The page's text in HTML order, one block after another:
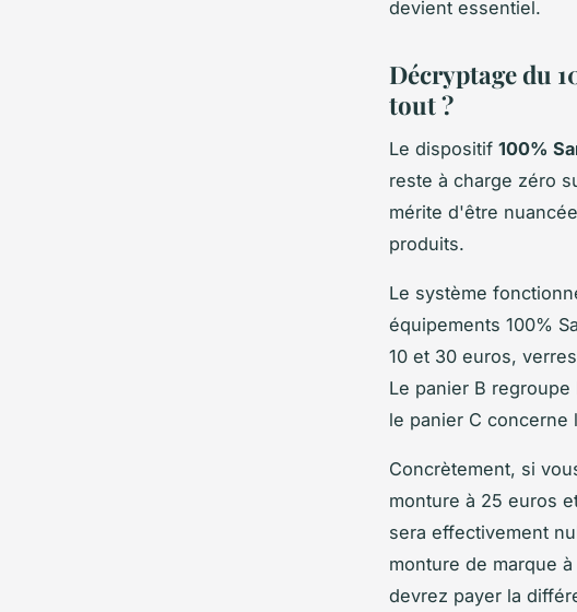
devient essentiel.
Décryptage du
tout ?
Le dispositif 100%
reste à charge zéro
mérite d'être
produits.
Le système
équipements 100%
10 et 30 euros,
Le panier B
le panier C concerne
Concrètement, si
monture à 25 euros
sera effectivement
monture de marque
devrez payer la